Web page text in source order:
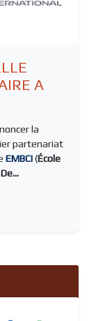
A
la
partenariat
EMBCI(École